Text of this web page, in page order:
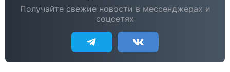
Получайте свежие новости в мессенджерах и
соцсетях